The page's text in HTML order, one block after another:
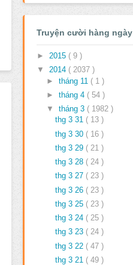
Truyện cười hàng ngày
► 2015 ( 9 )
▼ 2014 ( 2037 )
► tháng 11 ( 1 )
► tháng 4 ( 54 )
▼ tháng 3 ( 1982 )
thg 3 31 ( 13 )
thg 3 30 ( 16 )
thg 3 29 ( 21 )
thg 3 28 ( 24 )
thg 3 27 ( 23 )
thg 3 26 ( 23 )
thg 3 25 ( 23 )
thg 3 24 ( 25 )
thg 3 23 ( 24 )
thg 3 22 ( 47 )
thg 3 21 ( 49 )